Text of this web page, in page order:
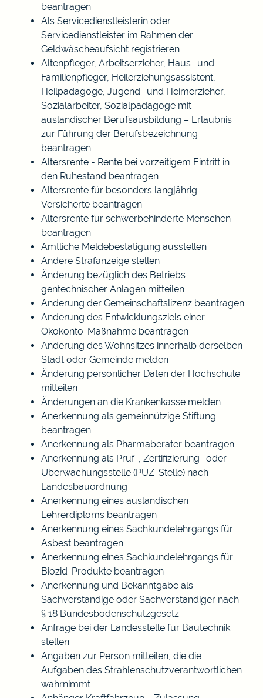
beantragen
Als Servicedienstleisterin oder
Servicedienstleister im Rahmen der
Geldwäscheaufsicht registrieren
Altenpfleger, Arbeitserzieher, Haus- und
Familienpfleger, Heilerziehungsassistent,
Heilpädagoge, Jugend- und Heimerzieher,
Sozialarbeiter, Sozialpädagoge mit
ausländischer Berufsausbildung – Erlaubnis
zur Führung der Berufsbezeichnung
beantragen
Altersrente - Rente bei vorzeitigem Eintritt in
den Ruhestand beantragen
Altersrente für besonders langjährig
Versicherte beantragen
Altersrente für schwerbehinderte Menschen
beantragen
Amtliche Meldebestätigung ausstellen
Andere Strafanzeige stellen
Änderung bezüglich des Betriebs
gentechnischer Anlagen mitteilen
Änderung der Gemeinschaftslizenz beantragen
Änderung des Entwicklungsziels einer
Ökokonto-Maßnahme beantragen
Änderung des Wohnsitzes innerhalb derselben
Stadt oder Gemeinde melden
Änderung persönlicher Daten der Hochschule
mitteilen
Änderungen an die Krankenkasse melden
Anerkennung als gemeinnützige Stiftung
beantragen
Anerkennung als Pharmaberater beantragen
Anerkennung als Prüf-, Zertifizierung- oder
Überwachungsstelle (PÜZ-Stelle) nach
Landesbauordnung
Anerkennung eines ausländischen
Lehrerdiploms beantragen
Anerkennung eines Sachkundelehrgangs für
Asbest beantragen
Anerkennung eines Sachkundelehrgangs für
Biozid-Produkte beantragen
Anerkennung und Bekanntgabe als
Sachverständige oder Sachverständiger nach
§ 18 Bundesbodenschutzgesetz
Anfrage bei der Landesstelle für Bautechnik
stellen
Angaben zur Person mitteilen, die die
Aufgaben des Strahlenschutzverantwortlichen
wahrnimmt